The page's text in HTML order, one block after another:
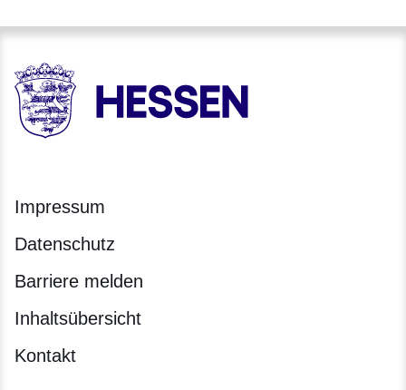
HESSEN - Hessische Landesregierung
Impressum
Datenschutz
Barriere melden
Inhaltsübersicht
Kontakt